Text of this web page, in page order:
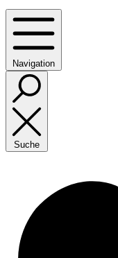
Navigation
Suche